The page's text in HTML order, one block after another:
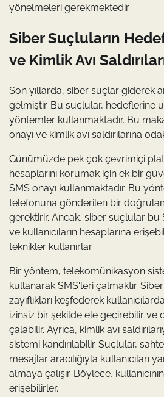
yönelmeleri gerekmektedir.
Siber Suçluların
ve Kimlik Avı
Son yıllarda, siber suçlar giderek
gelmiştir. Bu suçlular, hedeflerine
yöntemler kullanmaktadır. Bu
onayı ve kimlik avı saldırılarına
Günümüzde pek çok çevrimiçi
hesaplarını korumak için ek bir
SMS onayı kullanmaktadır. Bu
telefonuna gönderilen bir
gerektirir. Ancak, siber suçlular bu
ve kullanıcıların hesaplarına
teknikler kullanırlar.
Bir yöntem, telekomünikasyon
kullanarak SMS'leri çalmaktır.
zayıflıkları keşfederek
izinsiz bir şekilde ele geçirebilir
çalabilir. Ayrıca, kimlik avı
sistemi kandırılabilir. Suçlular,
mesajlar aracılığıyla kullanıcıları
almaya çalışır. Böylece,
erişebilirler.